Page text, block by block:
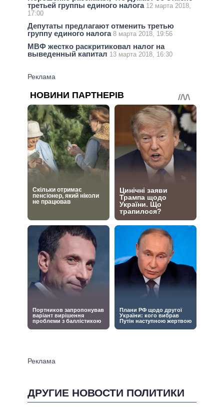
третьей группы единого налога 12 марта 2018,
17:00
Депутаты предлагают отменить третью
группу единого налога 8 марта 2018, 19:56
МВФ жестко раскритиковал налог на
выведенный капитал 13 марта 2018, 16:30
ДРУГИЕ НОВОСТИ ПОЛИТИКИ